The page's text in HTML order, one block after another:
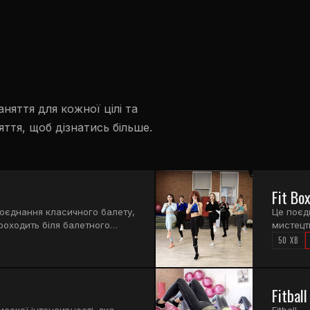
для кожної цілі та
щоб дізнатись більше.
класичного балету,
біля балетного
дрібних м'язів,
Fit
Це
шукали!
50 ХВ
Fitball